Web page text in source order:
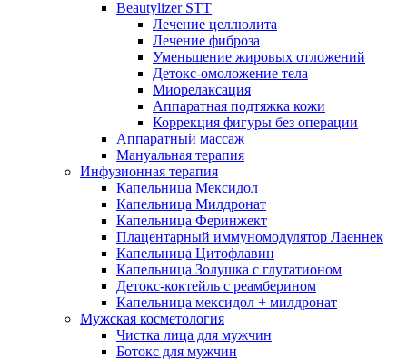
Beautylizer STT
Лечение целлюлита
Лечение фиброза
Уменьшение жировых отложений
Детокс-омоложение тела
Миорелаксация
Аппаратная подтяжка кожи
Коррекция фигуры без операции
Аппаратный массаж
Мануальная терапия
Инфузионная терапия
Капельница Мексидол
Капельница Милдронат
Капельница Феринжект
Плацентарный иммуномодулятор Лаеннек
Капельница Цитофлавин
Капельница Золушка с глутатионом
Детокс-коктейль с реамберином
Капельница мексидол + милдронат
Мужская косметология
Чистка лица для мужчин
Ботокс для мужчин